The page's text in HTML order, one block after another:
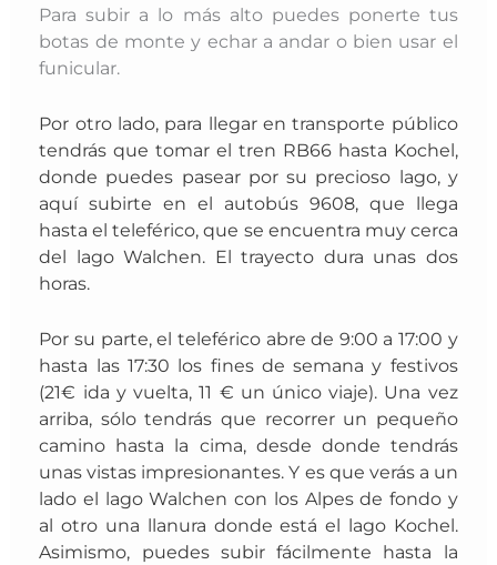
Para subir a lo más alto puedes ponerte tus
botas de monte y echar a andar o bien usar el
funicular.
Por otro lado, para llegar en transporte público
tendrás que tomar el tren RB66 hasta Kochel,
donde puedes pasear por su precioso lago, y
aquí subirte en el autobús 9608, que llega
hasta el teleférico, que se encuentra muy cerca
del lago Walchen. El trayecto dura unas dos
horas.
Por su parte, el teleférico abre de 9:00 a 17:00 y
hasta las 17:30 los fines de semana y festivos
(21€ ida y vuelta, 11 € un único viaje). Una vez
arriba, sólo tendrás que recorrer un pequeño
camino hasta la cima, desde donde tendrás
unas vistas impresionantes. Y es que verás a un
lado el lago Walchen con los Alpes de fondo y
al otro una llanura donde está el lago Kochel.
Asimismo, puedes subir fácilmente hasta la